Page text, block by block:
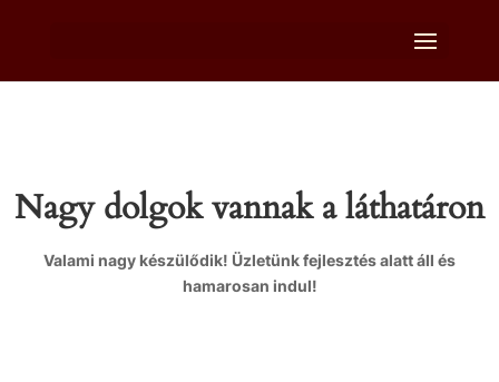
Nagy dolgok vannak a láthatáron
Valami nagy készülődik! Üzletünk fejlesztés alatt áll és
hamarosan indul!